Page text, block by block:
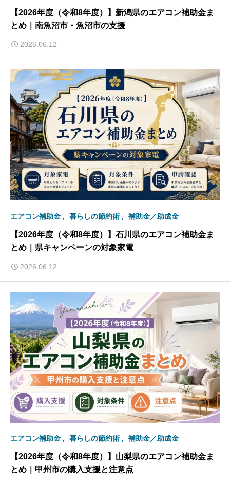
【2026年度（令和8年度）】新潟県のエアコン補助金ま
とめ｜南魚沼市・魚沼市の支援
2026.06.12
エアコン補助金 暮らしの節約術 補助金／助成金
【2026年度（令和8年度）】石川県のエアコン補助金ま
とめ｜県キャンペーンの対象家電
2026.06.12
エアコン補助金 暮らしの節約術 補助金／助成金
【2026年度（令和8年度）】山梨県のエアコン補助金ま
とめ｜甲州市の購入支援と注意点